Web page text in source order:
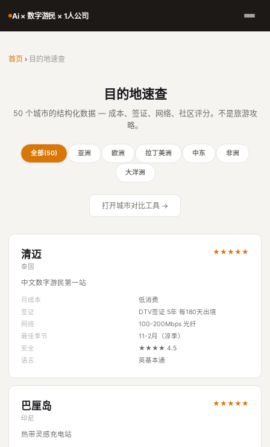
Ai × 数字游民 × 1人公司
首页 › 目的地速查
目的地速查
50 个城市的结构化数据 — 成本、签证、网络、社区评分。不是旅游攻
略。
全部(50) 亚洲 欧洲 拉丁美洲 中东 非洲
大洋洲
打开城市对比工具 →
清迈
泰国
★★★★★
中文数字游民第一站
月成本
低消费
签证
DTV签证 5年 每180天出境
网络
100-200Mbps 光纤
最佳季节
11-2月（凉季）
安全
★★★★ 4.5
语言
英基本通
巴厘岛
印尼
★★★★★
热带灵感充电站